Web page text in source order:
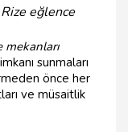
Rize eğlence
mekanları
sunmaları
önce her
ve müsaitlik